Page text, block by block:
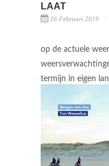
LAAT
16 Februari 2019
op de actuele
termijn in eigen